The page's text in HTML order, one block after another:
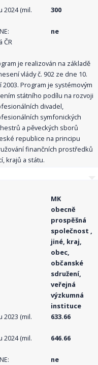
2024 (mil.
300
ne
ČR
je realizován na základě
vlády č. 902 ze dne 10.
2003. Program je systémovým
státního podílu na rozvoji
divadel,
symfonických
a pěveckých sborů
republice na principu
finančních prostředků
krajů a státu.
MK
obecně
prospěšná
společnost ,
jiné, kraj,
obec,
občanské
sdružení,
veřejná
výzkumná
instituce
2023 (mil.
633.66
2024 (mil.
646.66
ne